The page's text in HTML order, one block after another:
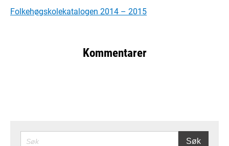
Folkehøgskolekatalogen 2014 – 2015
Kommentarer
SØK Søk